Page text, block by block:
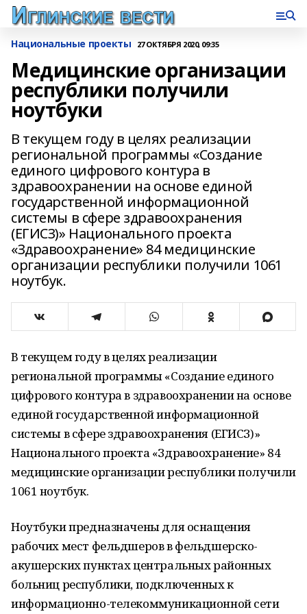
Национальные проекты 27 ОКТЯБРЯ 2020, 09:35
Медицинские организации
республики получили
ноутбуки
В текущем году в целях реализации
региональной программы «Создание
единого цифрового контура в
здравоохранении на основе единой
государственной информационной
системы в сфере здравоохранения
(ЕГИСЗ)» Национального проекта
«Здравоохранение» 84 медицинские
организации республики получили 1061
ноутбук.
В текущем году в целях реализации
региональной программы «Создание единого
цифрового контура в здравоохранении на основе
единой государственной информационной
системы в сфере здравоохранения (ЕГИСЗ)»
Национального проекта «Здравоохранение» 84
медицинские организации республики получили
1061 ноутбук.
Ноутбуки предназначены для оснащения
рабочих мест фельдшеров в фельдшерско-
акушерских пунктах центральных районных
больниц республики, подключенных к
информационно-телекоммуникационной сети